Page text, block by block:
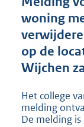
woning
op de
Wijchen
Het college
melding
De melding